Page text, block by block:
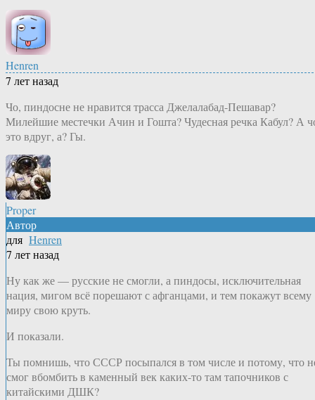
Henren
7 лет назад
Чо, пиндосне не нравится трасса Джелалабад-Пешавар?
Милейшие местечки Ачин и Гошта? Чудесная речка Кабул? А
это вдруг, а? Гы.
Proper
Автор
для Henren
7 лет назад
Ну как же — русские не смогли, а пиндосы, исключительная
нация, мигом всё порешают с афганцами, и тем покажут всему
миру свою круть.
И показали.
Ты помнишь, что СССР посыпался в том числе и потому, что
смог вбомбить в каменный век каких-то там тапочников с
китайскими ДШК?